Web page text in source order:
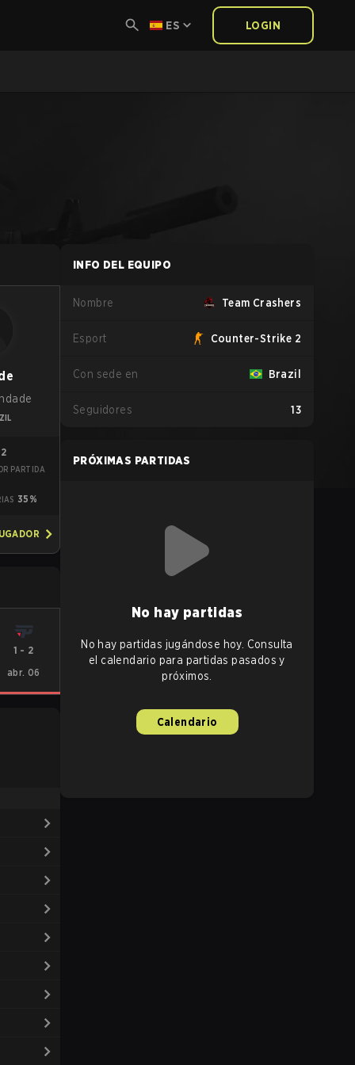
ES LOGIN
PARTIDA
35%
1 - 2
abr. 06
INFO DEL EQUIPO
Nombre Team Crashers
Esport Counter-Strike 2
Con sede en Brazil
Seguidores 13
PRÓXIMAS PARTIDAS
No hay partidas
No hay partidas jugándose hoy. Consulta
el calendario para partidas pasados y
próximos.
Calendario